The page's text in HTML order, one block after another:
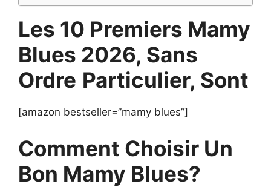
Les 10 Premiers Mamy
Blues 2026, Sans
Ordre Particulier, Sont
[amazon bestseller=”mamy blues”]
Comment Choisir Un
Bon Mamy Blues?